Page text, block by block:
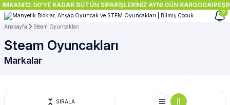
12.00'YE KADAR BÜTÜN SİPARİŞLERİNİZ AYNI GÜN KARGODA!
2
Anasayfa Steam Oyuncakları
Steam Oyuncakları
Markalar
SIRALA